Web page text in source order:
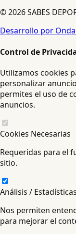
© 2026 SABES
Desarrollo por
Control de
Utilizamos cookies
personalizar
permites el uso de
anuncios.
Cookies Necesarias
Requeridas para el
sitio.
Análisis / Estadísticas
Nos permiten
para mejorar el